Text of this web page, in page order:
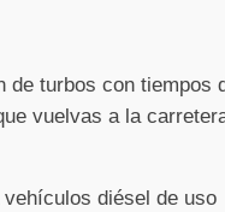
de turbos con tiempos
vuelvas a la
diésel de uso